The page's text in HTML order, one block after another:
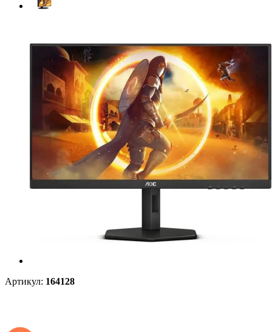
Артикул: 164128